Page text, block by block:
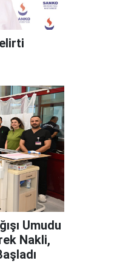
Umudu
Nakli,